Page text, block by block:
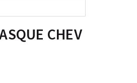
CHEV